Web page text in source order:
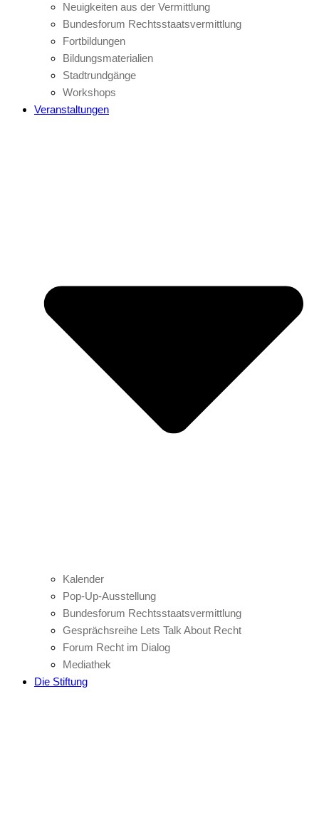
Neuigkeiten aus der Vermittlung
Bundesforum Rechtsstaatsvermittlung
Fortbildungen
Bildungsmaterialien
Stadtrundgänge
Workshops
Veranstaltungen
Kalender
Pop-Up-Ausstellung
Bundesforum Rechtsstaatsvermittlung
Gesprächsreihe Lets Talk About Recht
Forum Recht im Dialog
Mediathek
Die Stiftung